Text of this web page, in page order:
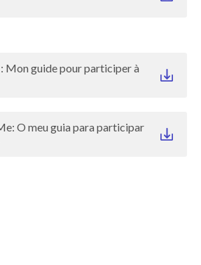
Mon guide pour participer à
O meu guia para participar